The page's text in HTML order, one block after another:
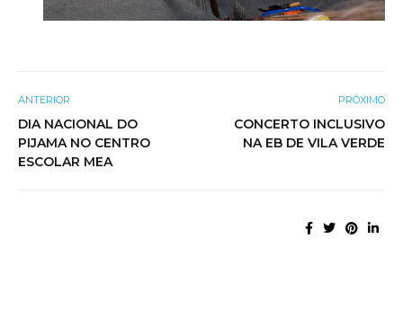
ANTERIOR
DIA NACIONAL DO
PIJAMA NO CENTRO
ESCOLAR MEA
PRÓXIMO
CONCERTO INCLUSIVO
NA EB DE VILA VERDE